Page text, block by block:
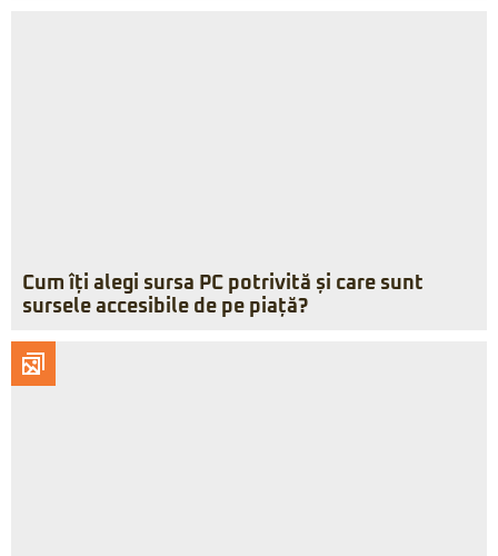
Cum îți alegi sursa PC potrivită și care sunt
sursele accesibile de pe piață?